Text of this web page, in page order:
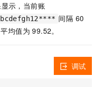
示，当前账
间隔 60
均值为 99.52。
调试